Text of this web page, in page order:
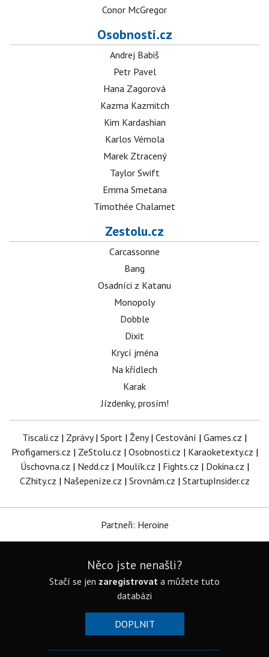
Conor McGregor
Osobnosti.cz
Andrej Babiš
Petr Pavel
Hana Zagorová
Kazma Kazmitch
Kim Kardashian
Karlos Vémola
Marek Ztracený
Taylor Swift
Emma Smetana
Timothée Chalamet
Zestolu.cz
Carcassonne
Bang
Osadníci z Katanu
Monopoly
Dobble
Dixit
Krycí jména
Na křídlech
Karak
Jízdenky, prosím!
Tiscali.cz | Zprávy| Sport | Ženy| Cestování | Games.cz |
Profigamers.cz | ZeStolu.cz | Osobnosti.cz | Karaoketexty.cz |
Úschovna.cz | Nedd.cz | Moulík.cz | Fights.cz | Dokina.cz |
CZhity.cz | Našepeníze.cz | Srovnám.cz | StartupInsider.cz
Partneři: Heroine
Něco jste nenašli?
Stačí se jen zaregistrovat a můžete tuto
databázi
DOPLNIT